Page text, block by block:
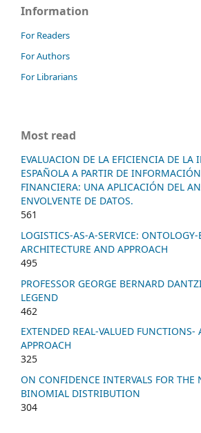
Information
For Readers
For Authors
For Librarians
Most read
EVALUACION DE LA EFICIENCIA DE LA
ESPAÑOLA A PARTIR DE
FINANCIERA: UNA APLICACIÓN DEL
ENVOLVENTE DE DATOS.
561
LOGISTICS-AS-A-SERVICE: ONTOLOGY-
ARCHITECTURE AND APPROACH
495
PROFESSOR GEORGE BERNARD
LEGEND
462
EXTENDED REAL-VALUED FUNCTIONS-
APPROACH
325
ON CONFIDENCE INTERVALS FOR THE
BINOMIAL DISTRIBUTION
304